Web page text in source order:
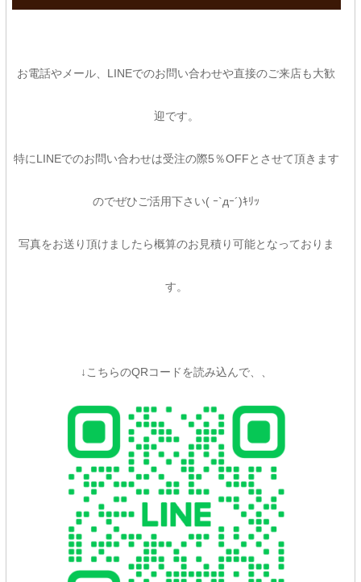
お電話やメール、LINEでのお問い合わせや直接のご来店も大歓
迎です。
特にLINEでのお問い合わせは受注の際5％OFFとさせて頂きます
のでぜひご活用下さい( ｰ`дｰ´)ｷﾘｯ
写真をお送り頂けましたら概算のお見積り可能となっておりま
す。
↓こちらのQRコードを読み込んで、、